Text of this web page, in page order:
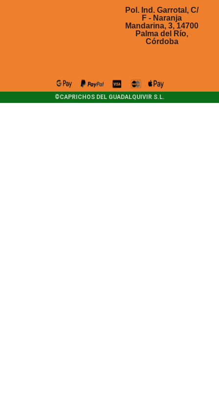
Pol. Ind. Garrotal, C/
F - Naranja
Mandarina, 3, 14700
Palma del Río,
Córdoba
©CAPRICHOS DEL GUADALQUIVIR S.L.